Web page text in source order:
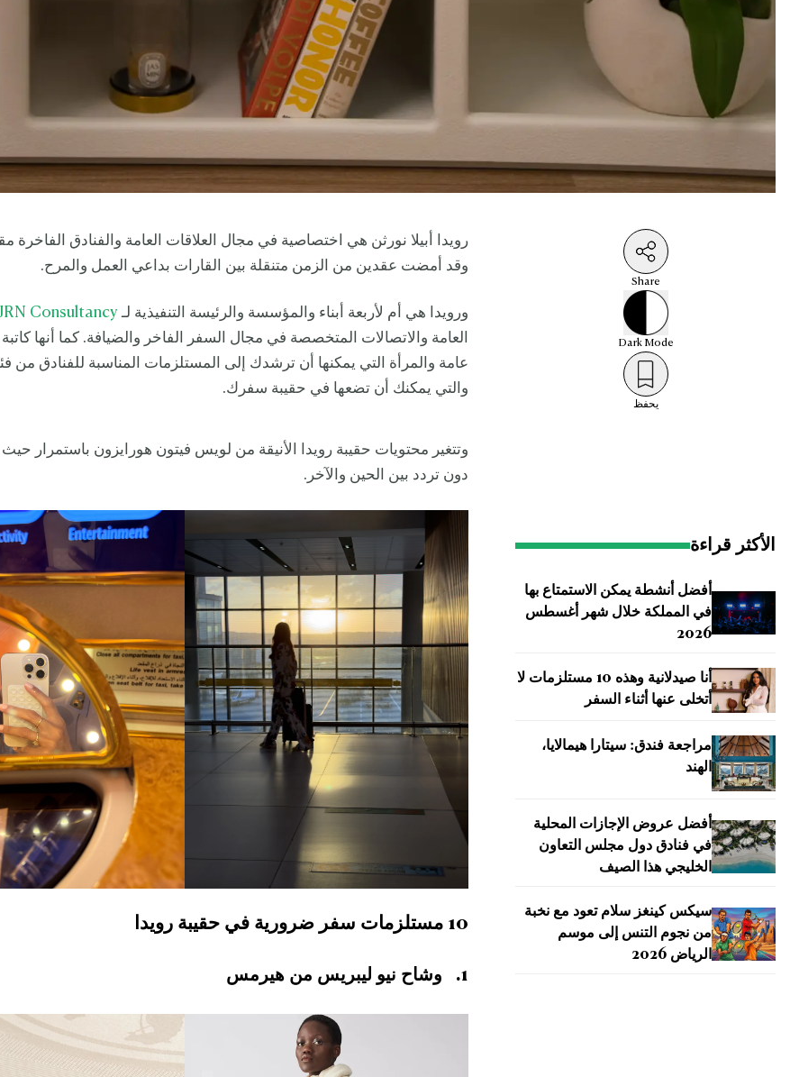
Share
DarkMode
يحفظ
الأكثر قراءة
أفضل أنشطة يمكن الاستمتاع بها
في المملكة خلال شهر أغسطس
2026
أنا صيدلانية وهذه 10 مستلزمات لا
أتخلى عنها أثناء السفر
مراجعة فندق: سيتارا هيمالايا،
الهند
أفضل عروض الإجازات المحلية
في فنادق دول مجلس التعاون
الخليجي هذا الصيف
سيكس كينغز سلام تعود مع نخبة
من نجوم التنس إلى موسم
الرياض 2026
رويدا أبيلا نورثن هي اختصاصية في مجال العلاقات العامة والفنادق الفاخرة
وقد أمضت عقدين من الزمن متنقلة بين القارات بداعي العمل والمرح.
ورويدا هي أم لأربعة أبناء والمؤسسة والرئيسة التنفيذية لـJRN Consultancy
العامة والاتصالات المتخصصة في مجال السفر الفاخر والضيافة. كما أنها
عامة والمرأة التي يمكنها أن ترشدك إلى المستلزمات المناسبة للفنادق
والتي يمكنك أن تضعها في حقيبة سفرك.
وتتغير محتويات حقيبة رويدا الأنيقة من لويس فيتون هورايزون باستمرار حيث
دون تردد بين الحين والآخر.
10 مستلزمات سفر ضرورية في حقيبة رويدا
1. وشاح نيو ليبريس من هيرمس